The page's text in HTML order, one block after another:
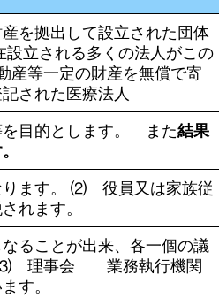
を拠出して設立された団体
立される多くの法人がこの
産等一定の財産を無償で寄
された医療法人
を目的とします。 また結果
ます。 ⑵ 役員又は家族従
れます。
ことが出来、各一個の議
⑶ 理事会 業務執行機関
。